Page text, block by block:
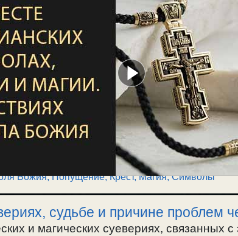
Божия, Попущение,Крест,Магия,Символы
судьбе и причине проблем
и магических суевериях, связанных